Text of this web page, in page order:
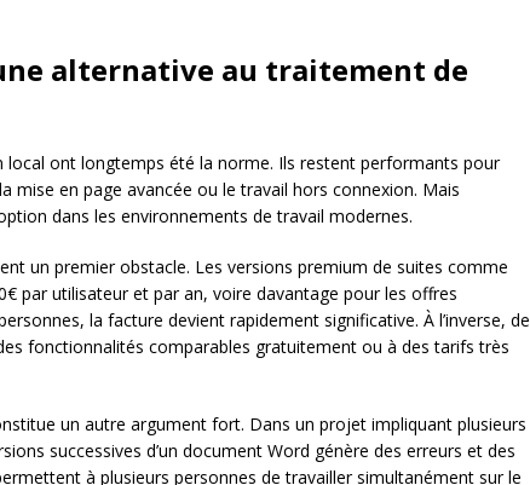
alternative au traitement de
local ont longtemps été la norme. Ils restent performants pour
mise en page avancée ou le travail hors connexion. Mais
dans les environnements de travail modernes.
un premier obstacle. Les versions premium de suites comme
par utilisateur et par an, voire davantage pour les offres
la facture devient rapidement significative. À l’inverse, de
fonctionnalités comparables gratuitement ou à des tarifs très
un autre argument fort. Dans un projet impliquant plusieurs
successives d’un document Word génère des erreurs et des
à plusieurs personnes de travailler simultanément sur le